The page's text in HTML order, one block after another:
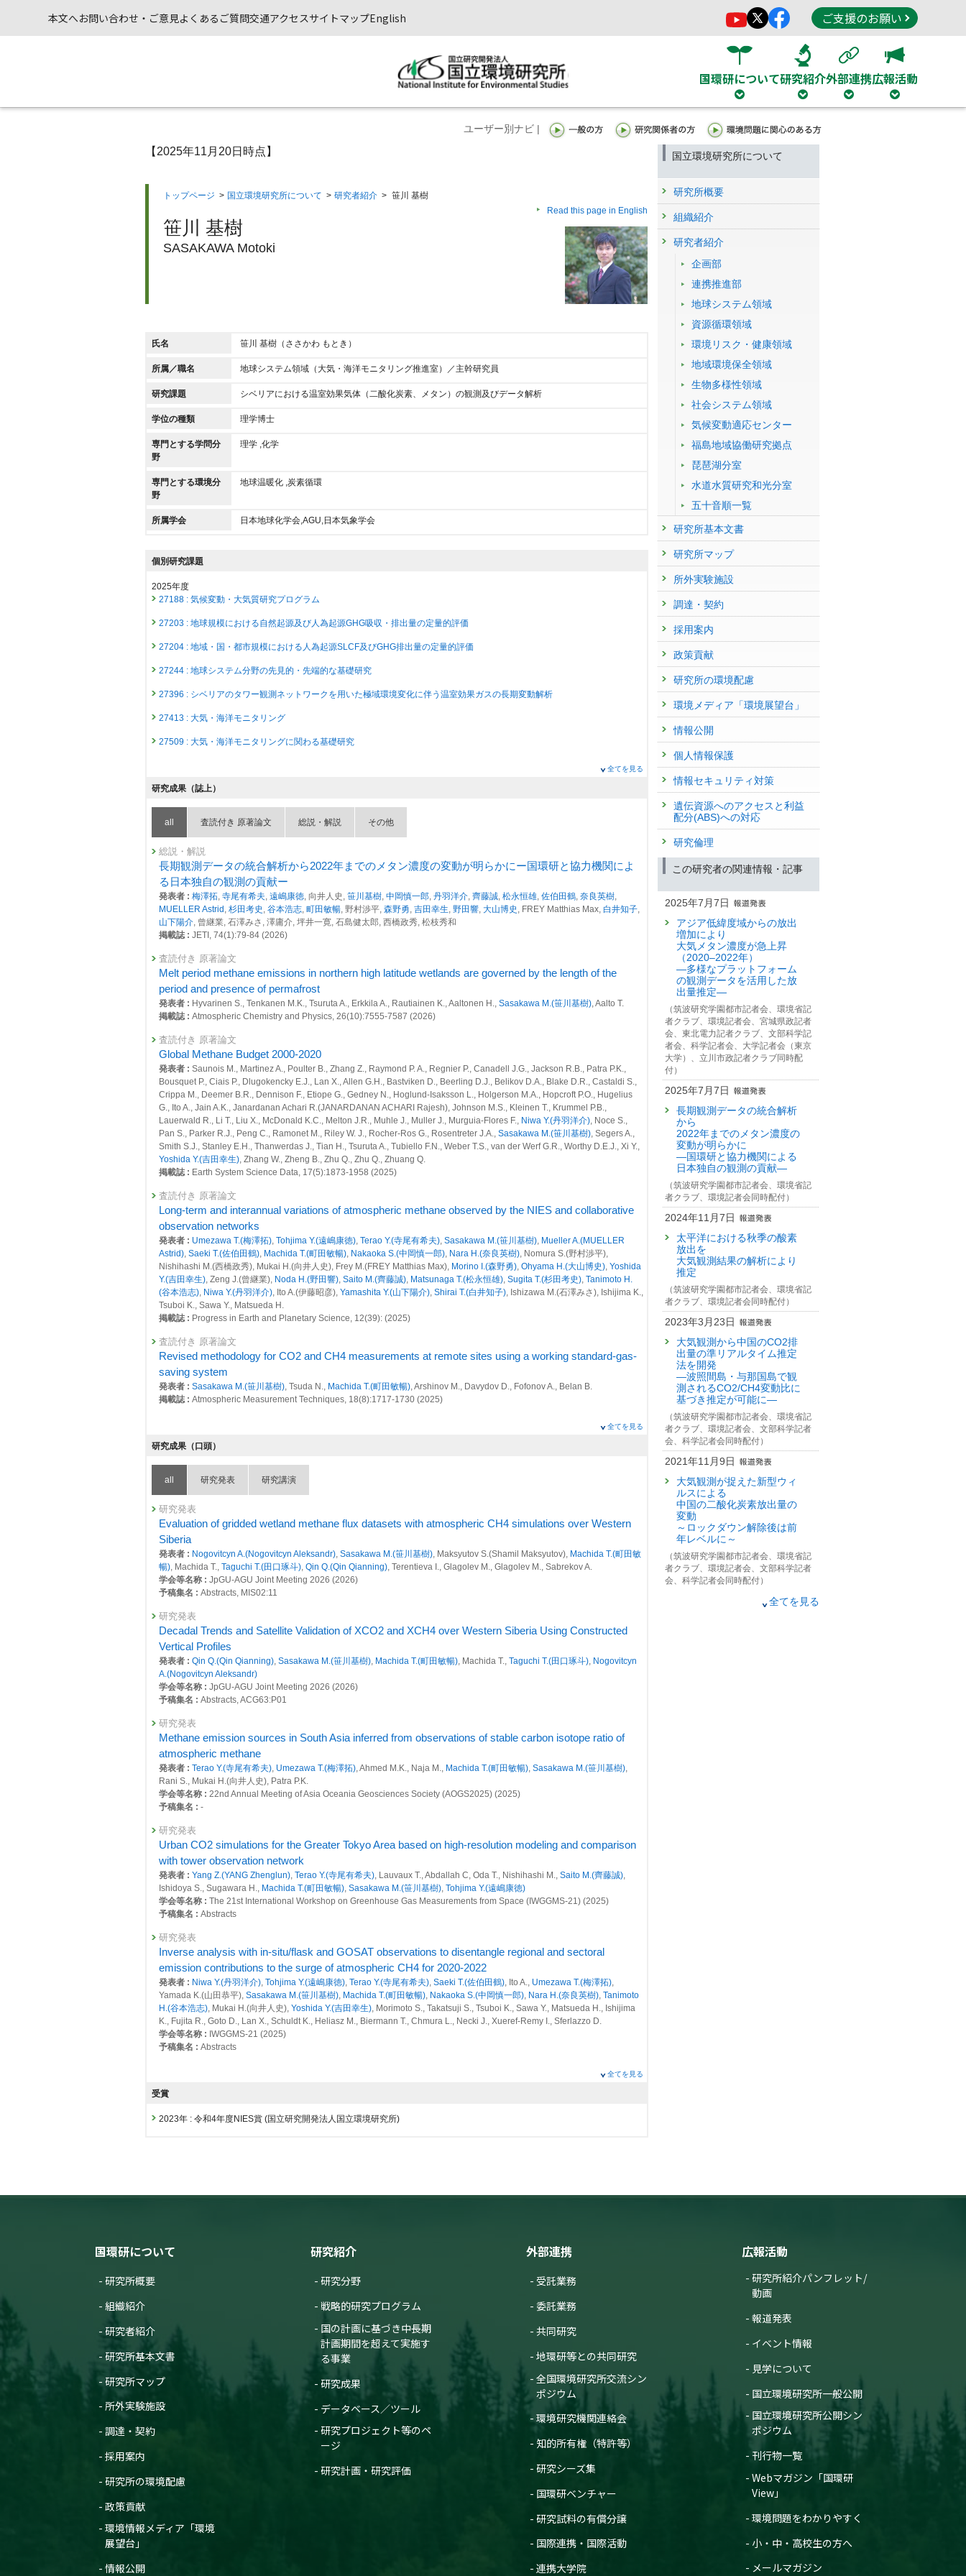
本文へお問い合わせ・ご意見よくあるご質問交通アクセスサイトマップEnglish ご支援のお願い
国環研について研究紹介外部連携広報活動
ユーザー別ナビ |
【2025年11月20日時点】
トップページ > 国立環境研究所について > 研究者紹介 > 笹川 基樹
Read this page in English
笹川 基樹
SASAKAWA Motoki
氏名 笹川 基樹（ささかわ もとき）
所属／職名 地球システム領域（大気・海洋モニタリング推進室）／主幹研究員
研究課題 シベリアにおける温室効果気体（二酸化炭素、メタン）の観測及びデータ解析
学位の種類 理学博士
専門とする学問分
野
理学 ,化学
専門とする環境分
野
地球温暖化 ,炭素循環
所属学会 日本地球化学会,AGU,日本気象学会
個別研究課題
2025年度
27188 : 気候変動・大気質研究プログラム
27203 : 地球規模における自然起源及び人為起源GHG吸収・排出量の定量的評価
27204 : 地域・国・都市規模における人為起源SLCF及びGHG排出量の定量的評価
27244 : 地球システム分野の先見的・先端的な基礎研究
27396 : シベリアのタワー観測ネットワークを用いた極域環境変化に伴う温室効果ガスの長期変動解析
27413 : 大気・海洋モニタリング
27509 : 大気・海洋モニタリングに関わる基礎研究
26816 : 地域・国・都市規模における人為起源SLCF及びGHG排出量の定量的評価
26859 : 地球システム分野の先見的・先端的な基礎研究
27102 : 大気・海洋モニタリング
27164 : 大気・海洋モニタリングに関わる基礎研究
2023年度
26400 : 気候変動・大気質研究プログラム
26409 : 地球規模における自然起源及び人為起源GHG吸収・排出量の定量的評価
26410 : 地域・国・都市規模における人為起源SLCF及びGHG排出量の定量的評価
26450 : 地球システム分野の先見的・先端的な基礎研究
26654 : 大気・海洋モニタリング
26656 : 大気・海洋モニタリングに関わる基礎研究
2022年度
25964 : 気候変動・大気質研究プログラム
25965 : 地球規模における自然起源及び人為起源GHG吸収・排出量の定量的評価
25966 : 地域・国・都市規模における人為起源SLCF及びGHG排出量の定量的評価
26264 : 大気・海洋モニタリング
26267 : 大気・海洋モニタリングに関わる基礎研究
26270 : シベリアのタワー観測ネットワークを用いた極域環境変化に伴う温室効果ガスの長期変動解析
2021年度
25498 : 気候変動・大気質研究プログラム
25506 : 地球規模における自然起源及び人為起源GHG吸収・排出量の定量的評価
25507 : 地域・国・都市規模における人為起源SLCF及びGHG排出量の定量的評価
25655 : 地球システム分野の先見的・先端的な基礎研究
25745 : 大気・海洋モニタリングに関わる基礎研究
25128 : マルチスケールGHG変動評価システム構築と緩和策評価に関する研究
25396 : 西シベリア雪氷圏におけるタワー観測ネットワークを用いた温室効果ガス収支の長期変動解析
25411 : 大気・海洋モニタリング
2019年度
24708 : マルチスケールGHG変動評価システム構築と緩和策評価に関する研究
25002 : 西シベリア雪氷圏におけるタワー観測ネットワークを用いた温室効果ガス収支の長期変動解析
25019 : 大気・海洋モニタリング
2018年度
24291 : マルチスケールGHG変動評価システム構築と緩和策評価に関する研究
24571 : 西シベリア雪氷圏におけるタワー観測ネットワークを用いた温室効果ガス収支の長期変動解析
24578 : 大気・海洋モニタリング
2017年度
23837 : マルチスケールGHG変動評価システム構築と緩和策評価に関する研究
24143 : 西シベリア雪氷圏におけるタワー観測ネットワークを用いた温室効果ガス収支の長期変動解析
24146 : 大気・海洋モニタリング
2016年度
23399 : マルチスケールGHG変動評価システム構築と緩和策評価に関する研究
23733 : シベリアのタワー観測ネットワークによる温室効果ガス(CO2, CH4)の長期変動解析
23735 : 大気・海洋モニタリング
2015年度
22992 : 温室効果ガス等の濃度変動特性の解明とその将来予測に関する研究
23026 : 地球環境の戦略的モニタリングの実施、地球環境データベースの整備、地球環境研究支援
22580 : 温室効果ガス等の濃度変動特性の解明とその将来予測に関する研究
22164 : 温室効果ガス等の濃度変動特性の解明とその将来予測に関する研究
21735 : 温室効果ガス等の濃度変動特性の解明とその将来予測に関する研究
21769 : 地球環境の戦略的モニタリングの実施、地球環境データベースの整備、地球環境研究支援
22042 : GOSATデータ等を用いた全球メタン発生領域の特性抽出と定量化
22115 : シベリアのタワー観測ネットワークによる温室効果ガス(CO2, CH4)の長期変動解析
22118 : 大気・海洋モニタリング
21327 : 地球環境の戦略的モニタリングの実施、地球環境データベースの整備、地球環境研究支援
全てを見る
研究成果（誌上）
all 査読付き 原著論文 総説・解説 その他
総説・解説
長期観測データの統合解析から2022年までのメタン濃度の変動が明らかにー国環研と協力機関によ
る日本独自の観測の貢献ー
発表者 : 梅澤拓, 寺尾有希夫, 遠嶋康徳, 向井人史, 笹川基樹, 中岡慎一郎, 丹羽洋介, 齊藤誠, 松永恒雄, 佐伯田鶴, 奈良英樹,
MUELLER Astrid , 杉田考史 , 谷本浩志, 町田敏暢, 野村渉平, 森野勇, 吉田幸生, 野田響, 大山博史 , FREY Matthias Max, 白井知子,
山下陽介, 曾継業, 石澤みさ, 澤庸介, 坪井一寛, 石島健太郎, 西橋政秀, 松枝秀和
掲載誌 : JETI, 74(1):79-84 (2026)
査読付き 原著論文
Melt period methane emissions in northern high latitude wetlands are governed by the length of the
period and presence of permafrost
発表者 : Hyvarinen S., Tenkanen M.K., Tsuruta A., Erkkila A., Rautiainen K., Aaltonen H., Sasakawa M.(笹川基樹), Aalto T.
掲載誌 : Atmospheric Chemistry and Physics, 26(10):7555-7587 (2026)
査読付き 原著論文
Global Methane Budget 2000-2020
発表者 : Saunois M., Martinez A., Poulter B., Zhang Z., Raymond P. A., Regnier P., Canadell J.G., Jackson R.B., Patra P.K.,
Bousquet P., Ciais P., Dlugokencky E.J., Lan X., Allen G.H., Bastviken D., Beerling D.J., Belikov D.A., Blake D.R., Castaldi S.,
Crippa M., Deemer B.R., Dennison F., Etiope G., Gedney N., Hoglund-Isaksson L., Holgerson M.A., Hopcroft P.O., Hugelius
G., Ito A., Jain A.K., Janardanan Achari R.(JANARDANAN ACHARI Rajesh), Johnson M.S., Kleinen T., Krummel P.B.,
Lauerwald R., Li T., Liu X., McDonald K.C., Melton J.R., Muhle J., Muller J., Murguia-Flores F., Niwa Y.(丹羽洋介), Noce S.,
Pan S., Parker R.J., Peng C., Ramonet M., Riley W. J., Rocher-Ros G., Rosentreter J.A., Sasakawa M.(笹川基樹), Segers A.,
Smith S.J., Stanley E.H., Thanwerdas J., Tian H., Tsuruta A., Tubiello F.N., Weber T.S., van der Werf G.R., Worthy D.E.J., Xi Y.,
Yoshida Y.(吉田幸生), Zhang W., Zheng B., Zhu Q., Zhu Q., Zhuang Q.
掲載誌 : Earth System Science Data, 17(5):1873-1958 (2025)
査読付き 原著論文
Long-term and interannual variations of atmospheric methane observed by the NIES and collaborative
observation networks
発表者 : Umezawa T.(梅澤拓), Tohjima Y.(遠嶋康徳), Terao Y.(寺尾有希夫), Sasakawa M.(笹川基樹), Mueller A.(MUELLER
Astrid), Saeki T.(佐伯田鶴), Machida T.(町田敏暢), Nakaoka S.(中岡慎一郎), Nara H.(奈良英樹), Nomura S.(野村渉平),
Nishihashi M.(西橋政秀), Mukai H.(向井人史), Frey M.(FREY Matthias Max), Morino I.(森野勇), Ohyama H.(大山博史), Yoshida
Y.(吉田幸生), Zeng J.(曾継業), Noda H.(野田響), Saito M.(齊藤誠), Matsunaga T.(松永恒雄), Sugita T.(杉田考史), Tanimoto H.
(谷本浩志), Niwa Y.(丹羽洋介), Ito A.(伊藤昭彦), Yamashita Y.(山下陽介), Shirai T.(白井知子), Ishizawa M.(石澤みさ), Ishijima K.,
Tsuboi K., Sawa Y., Matsueda H.
掲載誌 : Progress in Earth and Planetary Science, 12(39): (2025)
査読付き 原著論文
Revised methodology for CO2 and CH4 measurements at remote sites using a working standard-gas-
saving system
発表者 : Sasakawa M.(笹川基樹), Tsuda N., Machida T.(町田敏暢), Arshinov M., Davydov D., Fofonov A., Belan B.
掲載誌 : Atmospheric Measurement Techniques, 18(8):1717-1730 (2025)
growth rate of atmospheric CH4 for 2020-2022
発表者 :Niwa Y.(丹羽洋介),Tohjima Y.(遠嶋康徳)
Yamada K.(山田恭平),
Sasakawa M.(笹川基樹)
H.(谷本浩志), Mukai H.(向井人史),Yoshida Y.(吉田幸生)
K., Fujita R., Goto D., Lan X., Schuldt K., Heliasz M., Biermann T., Chmura L., Necki J., Xueref-Remy I., Sferlazzo
掲載誌 :Atmospheric Chemistry and Physics, 25:6757-6785 (2025)
査読付き 原著論文
Efficient use of a Lagrangian particle dispersion model for atmospheric inversions using satellite
observations of column mixing ratios
発表者 :Schneider P., Thompson R.L., Krishnankutty N., Pisso I., Schneider P., Stebel K.,
掲載誌 :Atmospheric Chemistry and Physics, 25(19):12737-12751 (2025)
査読付き 原著論文
Observed APO Seasonal Cycle in the Pacific: Estimation of Autumn O2 Oceanic Emissions
発表者 : Tohjima Y.(遠嶋康徳), Shirai T.(白井知子), Ishizawa M.(石澤みさ), Mukai H.(向井人史),Machida T.(町田敏暢),
Sasakawa M.(笹川基樹),Terao Y.(寺尾有希夫)
掲載誌 :Global Biogeochemical Cycles, 38: (2024)
Near-real-time estimation of fossil fuel CO2 emissions from China based on atmospheric observations
発表者 :Tohjima Y.(遠嶋康徳)
樹), Tsuboi K., Saito K., Ito A.(伊藤昭彦)
掲載誌 : Progress in Earth and Planetary Science (2023)
査読付き 原著論文
Autumn cooling paused increased CO2 release in central Eurasia
発表者 : Kondo M., Sasakawa M.(笹川基樹) Machida T.(町田敏暢)
, Arshinov M., Hiyama T.
掲載誌 : Nature Climate Change, 13:334-337 (2023)
査読付き 原著論文
Estimating methane emissions in the Arctic nations using surface observations from 2008 to 2019
発表者 :Wittig S., Berchet A., Pison I., Saunois M., Thanwerdas J., Martinez A., Paris J.D.,Machida T.(町田敏暢),Sasakawa M.
(笹川基樹) , Worthy D.E.J., Lan X., Thompson R.L., Sollum E., Arshinov M.
査読付き 原著論文
国立環境研究所における温室効果ガスモニタリングの基盤環境（地上観測局、温室効果ガス測定装
置、標準ガス）
発表者 : 笹川基樹,町田敏暢
掲載誌 :地球環境, 26(1＆2):13-26 (2022)
査読付き 原著論文
Forward and Inverse Modelling of Atmospheric Nitrous Oxide Using MIROC4-Atmospheric Chemistry-
, Ito A.(伊藤昭
彦), Weiss R. F., Manizza M., Prinn R. G., Bianchi D., Nevison C., Solazzo E., Lee H., Joo S., Kort E. A., Maity S., Takigawa M.
発表者 : Otuka H.(大塚英幸), Akiyama M.(秋山雅行), Mukai H.(向井人史), Hashimoto S.(橋本茂),Sasakawa M.(笹川基樹)
Measurement report: Regional characteristics of seasonal and long-term variations in greenhouse
Nomura S.(野村渉平), Naja M., Ahmed M.K., Mukai H.(向井人史), Machida T.(町田敏暢)
掲載誌 :
Atmospheric Chemistry and Physics, 21:16427-16452 (2021)
査読付き 原著論文
Siberian and temperate ecosystems shape Northern Hemisphere atmospheric CO2 seasonal
amplification
Lin X., Rogers B.M., Sweeney C., Chevallier F., Arshinov M., Dlugokencky E., Machida T.(町田敏暢)
Proceedings of the National Academy of Sciences of the United States of America, 1-9 (2020)
査読付き 原著論文
Detection of fossil-fuel CO2 plummet in China due to COVID-19 by observation at Hateruma
掲載誌 : Scientific Reports (2020)
Analysis of the diurnal, weekly, and seasonal cycles and annual trends in atmospheric CO2 and CH4 at
全てを見る
研究成果（口頭）
all 研究発表 研究講演
研究発表
Evaluation of gridded wetland methane flux datasets with atmospheric CH4 simulations over Western
Siberia
発表者 : Nogovitcyn A.(Nogovitcyn Aleksandr), Sasakawa M.(笹川基樹), Maksyutov S.(Shamil Maksyutov), Machida T.(町田敏
暢), Machida T., Taguchi T.(田口琢斗), Qin Q.(Qin Qianning), Terentieva I., Glagolev M., Glagolev M., Sabrekov A.
学会等名称 : JpGU-AGU Joint Meeting 2026 (2026)
予稿集名 : Abstracts, MIS02:11
研究発表
Decadal Trends and Satellite Validation of XCO2 and XCH4 over Western Siberia Using Constructed
Vertical Profiles
発表者 : Qin Q.(Qin Qianning), Sasakawa M.(笹川基樹), Machida T.(町田敏暢), Machida T., Taguchi T.(田口琢斗), Nogovitcyn
A.(Nogovitcyn Aleksandr)
学会等名称 : JpGU-AGU Joint Meeting 2026 (2026)
予稿集名 : Abstracts, ACG63:P01
研究発表
Methane emission sources in South Asia inferred from observations of stable carbon isotope ratio of
atmospheric methane
発表者 : Terao Y.(寺尾有希夫), Umezawa T.(梅澤拓), Ahmed M.K., Naja M., Machida T.(町田敏暢), Sasakawa M.(笹川基樹),
Rani S., Mukai H.(向井人史), Patra P.K.
学会等名称 : 22nd Annual Meeting of Asia Oceania Geosciences Society (AOGS2025) (2025)
予稿集名 : -
研究発表
Urban CO2 simulations for the Greater Tokyo Area based on high-resolution modeling and comparison
with tower observation network
発表者 : Yang Z.(YANG Zhenglun), Terao Y.(寺尾有希夫), Lauvaux T., Abdallah C, Oda T., Nishihashi M., Saito M.(齊藤誠),
Ishidoya S., Sugawara H., Machida T.(町田敏暢), Sasakawa M.(笹川基樹), Tohjima Y.(遠嶋康徳)
学会等名称 : The 21st International Workshop on Greenhouse Gas Measurements from Space (IWGGMS-21) (2025)
予稿集名 : Abstracts
研究発表
Inverse analysis with in-situ/flask and GOSAT observations to disentangle regional and sectoral
emission contributions to the surge of atmospheric CH4 for 2020-2022
発表者 : Niwa Y.(丹羽洋介), Tohjima Y.(遠嶋康徳), Terao Y.(寺尾有希夫), Saeki T.(佐伯田鶴), Ito A., Umezawa T.(梅澤拓),
Yamada K.(山田恭平), Sasakawa M.(笹川基樹), Machida T.(町田敏暢), Nakaoka S.(中岡慎一郎), Nara H.(奈良英樹), Tanimoto
H.(谷本浩志), Mukai H.(向井人史), Yoshida Y.(吉田幸生), Morimoto S., Takatsuji S., Tsuboi K., Sawa Y., Matsueda H., Ishijima
K., Fujita R., Goto D., Lan X., Schuldt K., Heliasz M., Biermann T., Chmura L., Necki J., Xueref-Remy I., Sferlazzo D.
学会等名称 : IWGGMS-21 (2025)
予稿集名 : Abstracts
model simulations over the Tokyo Megacity
発表者 : Yang Z.(YANG Zhenglun),Terao Y.(寺尾有希夫), Lauvaux T., Abdallah C., Oda T., Nishihashi M.,
石油・ガス施設からのメタン漏出の減少：西シベリアにおける大気観測データの活用 Declining
予稿集名 :
国立環境研究所による温室効果ガス観測と標準ガスの概要
計測標準フォーラム第23回講演会 つぎをつくる計量標準・計測技術 —メートル条約締結150周年— (2025)
研究発表
東京圏における大気中のメタン同位体比の連続観測
発表者 : 寺尾有希夫 YANG Zhenglun
町田敏暢
日本気象学会2025年度秋季大会 (2025)
予稿集名 :
東京圏における放射性炭素同位体比観測から推定した化石燃料起源CO2
日本気象学会2025年度秋季大会 (2025)
予稿集名 :
Emission estimation of CO2 over major cities of Japan using NICAM and WRF-GHG
発表者 : BISHT J.(BISHT Jagat)
全てを見る
受賞
2023年 : 令和4年度NIES賞 (国立研究開発法人国立環境研究所)
国立環境研究所について
研究所概要
組織紹介
研究者紹介
企画部
連携推進部
地球システム領域
資源循環領域
環境リスク・健康領域
地域環境保全領域
生物多様性領域
社会システム領域
気候変動適応センター
福島地域協働研究拠点
琵琶湖分室
水道水質研究和光分室
五十音順一覧
研究所基本文書
研究所マップ
所外実験施設
調達・契約
採用案内
政策貢献
研究所の環境配慮
環境メディア「環境展望台」
情報公開
個人情報保護
情報セキュリティ対策
遺伝資源へのアクセスと利益
配分(ABS)への対応
研究倫理
この研究者の関連情報・記事
2025年7月7日
アジア低緯度域からの放出
増加により
大気メタン濃度が急上昇
（2020–2022年）
—多様なプラットフォーム
の観測データを活用した放
出量推定—
（筑波研究学園都市記者会、環境省記
者クラブ、環境記者会、宮城県政記者
会、東北電力記者クラブ、文部科学記
者会、科学記者会、大学記者会（東京
大学）、立川市政記者クラブ同時配
付）
2025年7月7日
長期観測データの統合解析
から
2022年までのメタン濃度の
変動が明らかに
—国環研と協力機関による
日本独自の観測の貢献—
（筑波研究学園都市記者会、環境省記
者クラブ、環境記者会同時配付）
2024年11月7日
太平洋における秋季の酸素
放出を
大気観測結果の解析により
推定
（筑波研究学園都市記者会、環境省記
者クラブ、環境記者会同時配付）
2023年3月23日
大気観測から中国のCO2排
出量の準リアルタイム推定
法を開発
—波照間島・与那国島で観
測されるCO2/CH4変動比に
基づき推定が可能に—
（筑波研究学園都市記者会、環境省記
者クラブ、環境記者会、文部科学記者
会、科学記者会同時配付）
2021年11月9日
大気観測が捉えた新型ウィ
ルスによる
中国の二酸化炭素放出量の
変動
～ロックダウン解除後は前
年レベルに～
（筑波研究学園都市記者会、環境省記
者クラブ、環境記者会、文部科学記者
会、科学記者会同時配付）
全てを見る
国環研について
研究所概要
組織紹介
研究者紹介
研究所基本文書
研究所マップ
所外実験施設
調達・契約
採用案内
研究所の環境配慮
政策貢献
環境情報メディア「環境
展望台」
情報公開
研究紹介
研究分野
戦略的研究プログラム
国の計画に基づき中長期
計画期間を超えて実施す
る事業
研究成果
データベース／ツール
研究プロジェクト等のペ
ージ
研究計画・研究評価
外部連携
受託業務
委託業務
共同研究
地環研等との共同研究
全国環境研究所交流シン
ポジウム
環境研究機関連絡会
知的所有権（特許等）
研究シーズ集
国環研ベンチャー
研究試料の有償分譲
国際連携・国際活動
連携大学院
広報活動
研究所紹介パンフレット/
動画
報道発表
イベント情報
見学について
国立環境研究所一般公開
国立環境研究所公開シン
ポジウム
刊行物一覧
Webマガジン「国環研
View」
環境問題をわかりやすく
小・中・高校生の方へ
メールマガジン